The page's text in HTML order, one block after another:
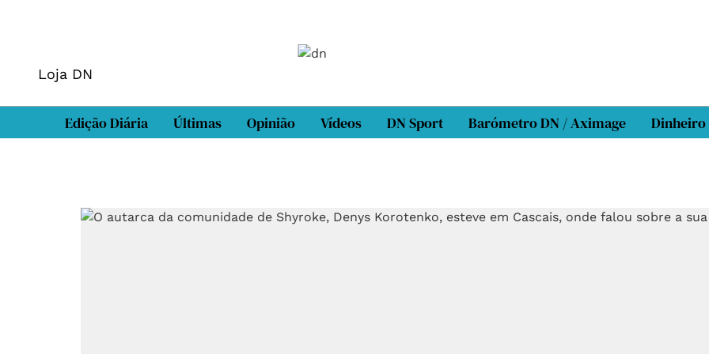
Loja DN
Edição Diária Últimas Opinião Vídeos DN Sport Barómetro DN / Aximage Dinheiro